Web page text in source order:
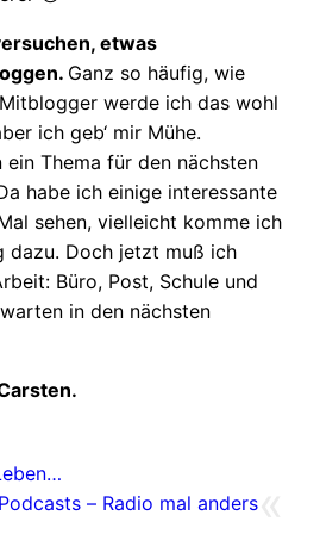
etwas
Ganz so häufig, wie
werde ich das wohl
ich geb‘ mir Mühe.
Thema für den nächsten
habe ich einige interessante
sehen, vielleicht komme ich
dazu. Doch jetzt muß ich
Büro, Post, Schule und
in den nächsten
«
Podcasts – Radio mal anders